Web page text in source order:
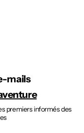
mails
premiers informés des